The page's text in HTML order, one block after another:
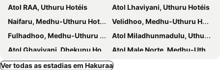
Atol RAA, Uthuru Hotéis
Atol Lhaviyani, Uthuru Hotéis
Naifaru, Medhu-Uthuru Hotéis
Velidhoo, Medhu-Uthuru Hotéis
Fulhadhoo, Medhu-Uthuru Hotéis
Atol Miladhunmadulu, Uthuru Hotéis
Atol Ghaviyani, Dhekunu Hotéis
Atol Male Norte, Medhu-Uthuru Hotéis
South Male Atoll, Medhu-Uthuru Hotéis
Atol Ari Sul, Medhu-Uthuru Hotéis
Ver todas as estadias em Hakuraa